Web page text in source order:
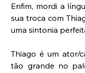
Enfim, mordi a
sua troca com
uma sintonia
Thiago é um ator/
tão grande no